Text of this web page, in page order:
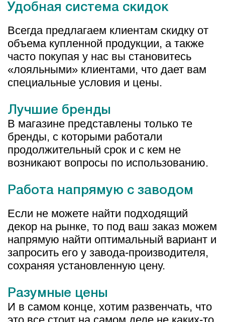
Удобная система скидок
Всегда предлагаем клиентам скидку от
объема купленной продукции, а также
часто покупая у нас вы становитесь
«лояльными» клиентами, что дает вам
специальные условия и цены.
Лучшие бренды
В магазине представлены только те
бренды, с которыми работали
продолжительный срок и с кем не
возникают вопросы по использованию.
Работа напрямую с заводом
Если не можете найти подходящий
декор на рынке, то под ваш заказ можем
напрямую найти оптимальный вариант и
запросить его у завода-производителя,
сохраняя установленную цену.
Разумные цены
И в самом конце, хотим развенчать, что